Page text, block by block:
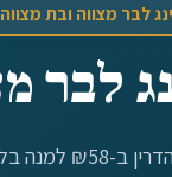
לבר מצווה ובת
לבר
להזמנה ב